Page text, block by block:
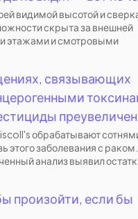
видимой высотой и
скрыта за внешней
этажами и смотровыми
связывающих
обрабатывают
этого заболевания с раком.
анализ выявил
произойти, если бы